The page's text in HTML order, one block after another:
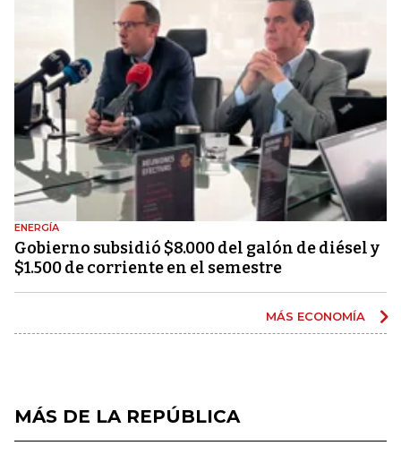
ENERGÍA
Gobierno subsidió $8.000 del galón de diésel y
$1.500 de corriente en el semestre
MÁS ECONOMÍA
MÁS DE LA REPÚBLICA